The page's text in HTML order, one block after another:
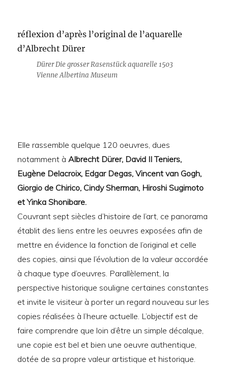
réflexion d’après l’original de l’aquarelle
d’Albrecht Dürer
Dürer Die grosser Rasenstück aquarelle 1503
Vienne Albertina Museum
Elle rassemble quelque 120 oeuvres, dues
notamment àAlbrecht Dürer, David II Teniers,
Eugène Delacroix, Edgar Degas, Vincent van Gogh,
Giorgio de Chirico, Cindy Sherman, Hiroshi Sugimoto
et Yinka Shonibare.
Couvrant sept siècles d’histoire de l’art, ce panorama
établit des liens entre les oeuvres exposées afin de
mettre en évidence la fonction de l’original et celle
des copies, ainsi que l’évolution de la valeur accordée
à chaque type d’oeuvres. Parallèlement, la
perspective historique souligne certaines constantes
et invite le visiteur à porter un regard nouveau sur les
copies réalisées à l’heure actuelle. L’objectif est de
faire comprendre que loin d’être un simple décalque,
une copie est bel et bien une oeuvre authentique,
dotée de sa propre valeur artistique et historique.